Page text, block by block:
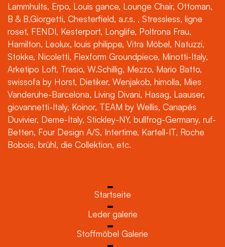
Lammhults, Erpo, Louis gance, Lounge Chair, Ottoman,
B & B,Giorgetti, Chesterfield, a.r.s. , Stressless, ligne
roset, FENDI, Kesterport, Longlife, Poltrona Frau,
Hamilton, Leolux, louis philippe, Vitra Möbel, Natuzzi,
Stokke, Nicoletti, Flexform Groundpiece, Minotti-Italy,
Arketipo Loft, Trasio, W.Schillig, Mezzo, Mario Batto,
swissofa by Horst, Dietiker, Wenjakob, himolla, Mies
Vanderuhe-Barcelona, Living Divani, Hasag, Laauser,
giovannetti-Italy, Koinor, TEAM by Wellis, Canapés
Duvivier, Deme-Italy, Stickley-NY, bullfrog-Germany, ruf-
Betten, Four Design A/S, Intertime, Kartell-IT, Roche
Bobois, brühl, die Collektion, etc.
Startseite
Leder galerie
Stoffmöbel Galerie